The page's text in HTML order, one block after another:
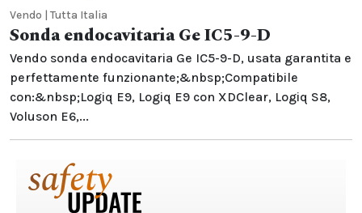
Vendo | Tutta Italia
Sonda endocavitaria Ge IC5-9-D
Vendo sonda endocavitaria Ge IC5-9-D, usata garantita e
perfettamente funzionante;&nbsp;Compatibile
con:&nbsp;Logiq E9, Logiq E9 con XDClear, Logiq S8,
Voluson E6,...